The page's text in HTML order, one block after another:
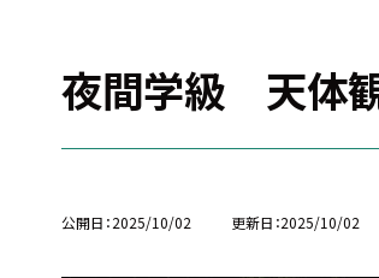
夜間学級 天体
公開日 2025/10/02 更新日 2025/10/02